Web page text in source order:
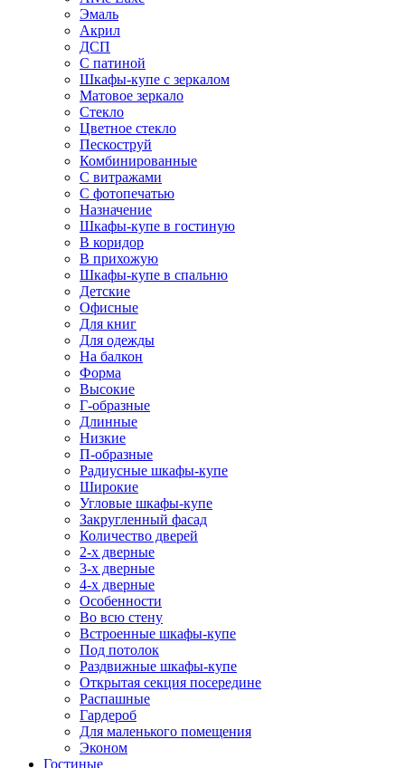
Эмаль
Акрил
ДСП
С патиной
Шкафы-купе с зеркалом
Матовое зеркало
Стекло
Цветное стекло
Пескоструй
Комбинированные
С витражами
С фотопечатью
Назначение
Шкафы-купе в гостиную
В коридор
В прихожую
Шкафы-купе в спальню
Детские
Офисные
Для книг
Для одежды
На балкон
Форма
Высокие
Г-образные
Длинные
Низкие
П-образные
Радиусные шкафы-купе
Широкие
Угловые шкафы-купе
Закругленный фасад
Количество дверей
2-х дверные
3-х дверные
4-х дверные
Особенности
Во всю стену
Встроенные шкафы-купе
Под потолок
Раздвижные шкафы-купе
Открытая секция посередине
Распашные
Гардероб
Для маленького помещения
Эконом
Гостиные